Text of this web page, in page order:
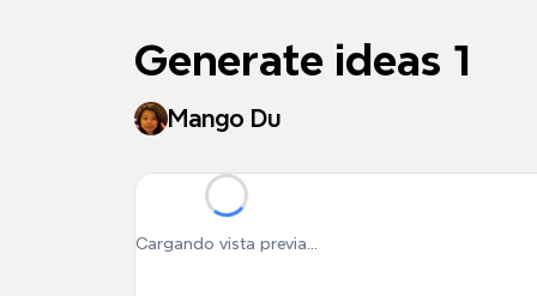
Generate ideas 1
Mango Du
Cargando vista previa...